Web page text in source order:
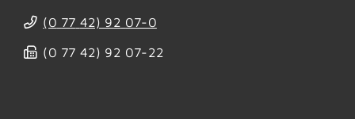
(0 77 42) 92 07-0
(0 77 42) 92 07-22